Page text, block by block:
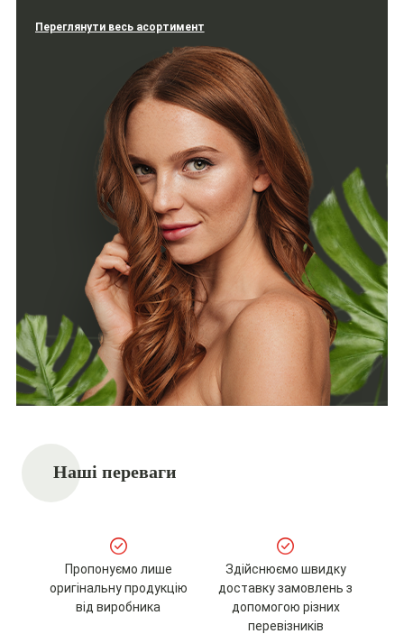
Переглянути весь асортимент
Наші переваги
Пропонуємо лише
оригінальну продукцію
від виробника
Здійснюємо швидку
доставку замовлень з
допомогою різних
перевізників